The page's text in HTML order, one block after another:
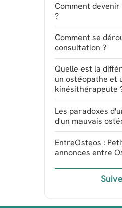
Comment
?
Comment se
consultation ?
Quelle est la
un ostéopathe et
kinésithérapeute
Les paradoxes
d'un mauvais
EntreOsteos :
annonces entre